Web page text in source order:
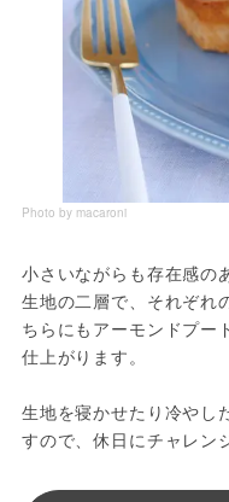
Photo by macaroni
小さいながらも存在感の
生地の二層で、それぞれ
ちらにもアーモンドプー
仕上がります。
生地を寝かせたり冷やし
すので、休日にチャレン